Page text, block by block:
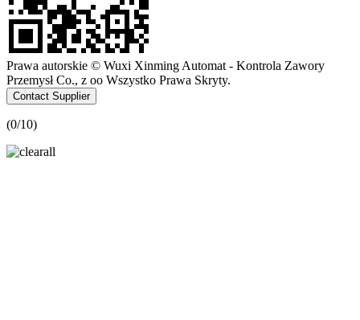
Prawa autorskie © Wuxi Xinming Automat - Kontrola Zawory
Przemysł Co., z oo Wszystko Prawa Skryty.
Contact Supplier
(0/10)